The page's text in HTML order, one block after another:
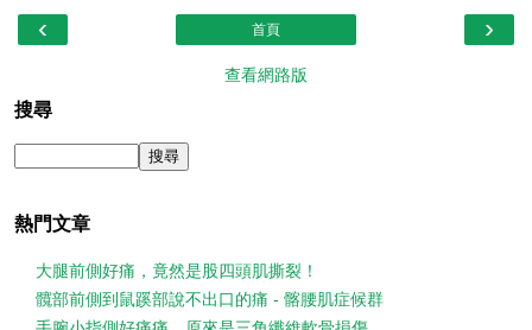
‹ ›
首頁
查看網路版
搜尋
熱門文章
大腿前側好痛，竟然是股四頭肌撕裂！
髖部前側到鼠蹊部說不出口的痛 - 髂腰肌症候群